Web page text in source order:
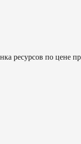
ресурсов по цене